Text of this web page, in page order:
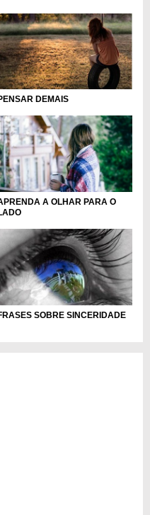
DEMAIS
A OLHAR PARA O
SOBRE SINCERIDADE